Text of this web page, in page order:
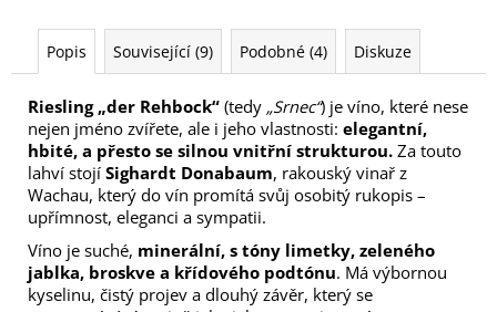
Popis Související (9) Podobné (4) Diskuze
Riesling „der Rehbock“ (tedy „Srnec“) je víno, které nese
nejen jméno zvířete, ale i jeho vlastnosti: elegantní,
hbité, a přesto se silnou vnitřní strukturou. Za touto
lahví stojí Sighardt Donabaum, rakouský vinař z
Wachau, který do vín promítá svůj osobitý rukopis –
upřímnost, eleganci a sympatii.
Víno je suché, minerální, s tóny limetky, zeleného
jablka, broskve a křídového podtónu. Má výbornou
kyselinu, čistý projev a dlouhý závěr, který se